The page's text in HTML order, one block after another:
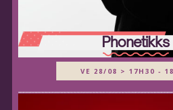
Phonetikks
VE 28/08 > 17H30 -